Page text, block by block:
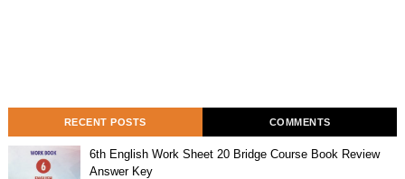
RECENT POSTS COMMENTS
6th English Work Sheet 20 Bridge Course Book Review
Answer Key